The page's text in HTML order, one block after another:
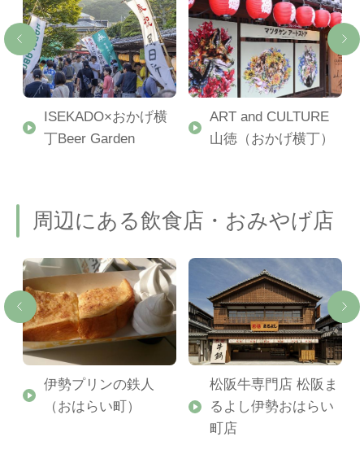
ISEKADO×おかげ横
丁Beer Garden
ART and CULTURE
山徳（おかげ横丁）
周辺にある飲食店・おみやげ店
伊勢プリンの鉄人
（おはらい町）
松阪牛専門店 松阪ま
るよし伊勢おはらい
町店